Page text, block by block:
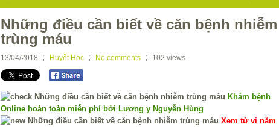
Những điều cần biết về căn bệnh nhiễm
trùng máu
13/04/2018 Huyết Học No comments 102 views
Khám bệnh
Online hoàn toàn miễn phí bởi Lương y Nguyễn Hùng
Xem tử vi năm